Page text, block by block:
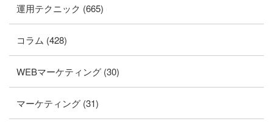
運用テクニック (665)
コラム (428)
WEBマーケティング (30)
マーケティング (31)